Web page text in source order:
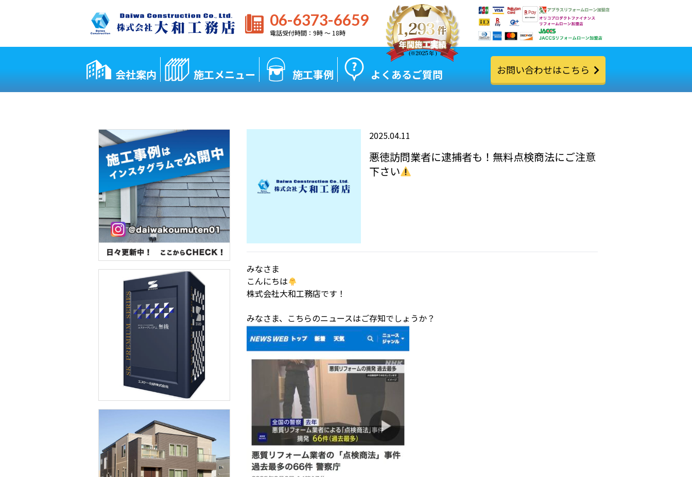
06-6373-6659
電話受付時間：9時 〜 18時
会社案内 施工メニュー 施工事例 よくあるご質問 お問い合わせはこちら
2025.04.11
悪徳訪問業者に逮捕者も！無料点検商法にご注意
下さい
みなさま
こんにちは
株式会社大和工務店です！
みなさま、こちらのニュースはご存知でしょうか？